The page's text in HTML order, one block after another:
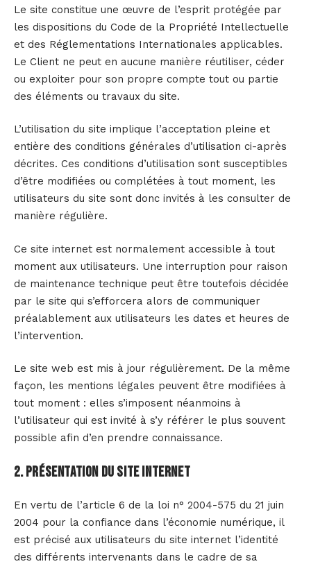
Le site constitue une œuvre de l’esprit protégée par
les dispositions du Code de la Propriété Intellectuelle
et des Réglementations Internationales applicables.
Le Client ne peut en aucune manière réutiliser, céder
ou exploiter pour son propre compte tout ou partie
des éléments ou travaux du site.
L’utilisation du site implique l’acceptation pleine et
entière des conditions générales d’utilisation ci-après
décrites. Ces conditions d’utilisation sont susceptibles
d’être modifiées ou complétées à tout moment, les
utilisateurs du site sont donc invités à les consulter de
manière régulière.
Ce site internet est normalement accessible à tout
moment aux utilisateurs. Une interruption pour raison
de maintenance technique peut être toutefois décidée
par le site qui s’efforcera alors de communiquer
préalablement aux utilisateurs les dates et heures de
l’intervention.
Le site web est mis à jour régulièrement. De la même
façon, les mentions légales peuvent être modifiées à
tout moment : elles s’imposent néanmoins à
l’utilisateur qui est invité à s’y référer le plus souvent
possible afin d’en prendre connaissance.
2. Présentation du site internet
En vertu de l’article 6 de la loi n° 2004-575 du 21 juin
2004 pour la confiance dans l’économie numérique, il
est précisé aux utilisateurs du site internet l’identité
des différents intervenants dans le cadre de sa